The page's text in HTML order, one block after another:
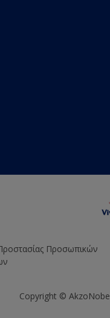
Προσωπικών
Copyright ©